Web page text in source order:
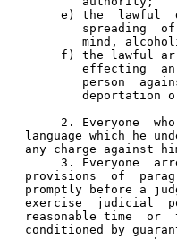
e) the  lawful
spreading
mind,
f) the lawful
effecting
person
deportation
2. Everyone
language which he
any charge against
3. Everyone
provisions  of
promptly before a
exercise  judicial
reasonable time  or
conditioned by